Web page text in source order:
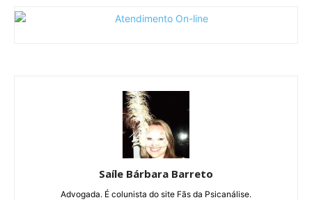
Saíle Bárbara Barreto
Advogada. É colunista do site Fãs da Psicanálise.